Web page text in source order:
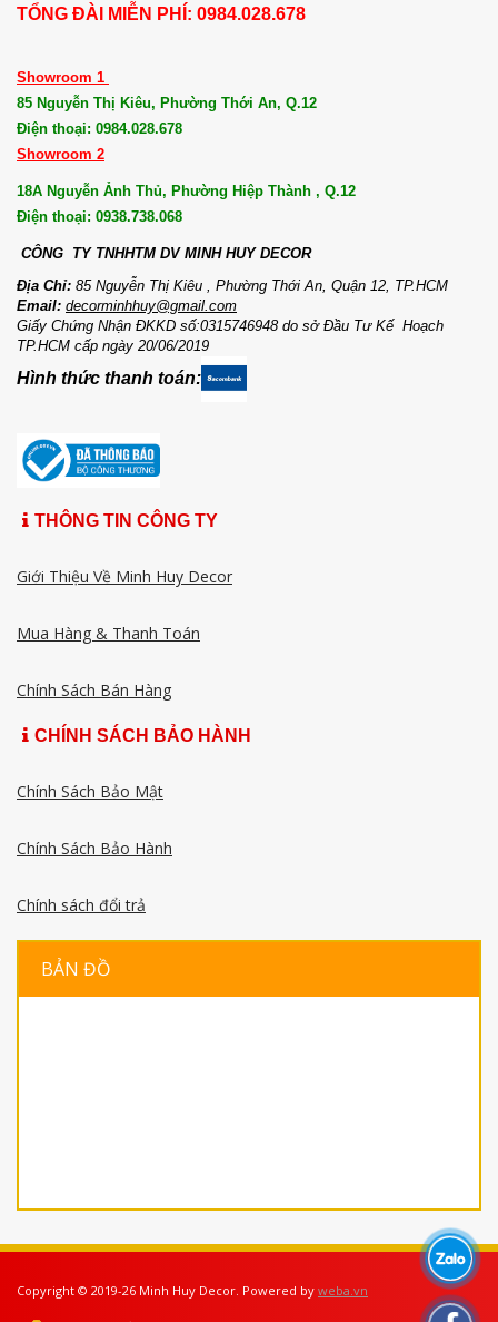
TỔNG ĐÀI MIỄN PHÍ: 0984.028.678
Showroom 1
85 Nguyễn Thị Kiêu, Phường Thới An, Q.12
Điện thoại: 0984.028.678
Showroom 2
18A Nguyễn Ảnh Thủ, Phường Hiệp Thành , Q.12
Điện thoại: 0938.738.068
CÔNG TY TNHHTM DV MINH HUY DECOR
Địa Chỉ: 85 Nguyễn Thị Kiêu , Phường Thới An, Quận 12, TP.HCM
Email: decorminhhuy@gmail.com
Giấy Chứng Nhận ĐKKD số:0315746948 do sở Đầu Tư Kế Hoạch
TP.HCM cấp ngày 20/06/2019
Hình thức thanh toán:
THÔNG TIN CÔNG TY
Giới Thiệu Về Minh Huy Decor
Mua Hàng & Thanh Toán
Chính Sách Bán Hàng
CHÍNH SÁCH BẢO HÀNH
Chính Sách Bảo Mật
Chính Sách Bảo Hành
Chính sách đổi trả
BẢN ĐỒ
Copyright © 2019-26 Minh Huy Decor. Powered by weba.vn